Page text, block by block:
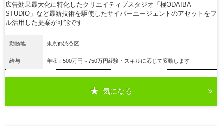
広告効果最大化に特化したクリエイティブスタジオ「極ODAIBA
STUDIO」など最新技術を駆使したサイバーエージェントのアセットをフ
ル活用した提案が可能です
勤務地 東京都渋谷区
給与 年収：500万円～750万円経験・スキルに応じて変動します
気になる